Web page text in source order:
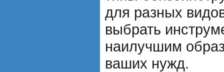
для разных
выбрать
наилучшим
ваших нужд.